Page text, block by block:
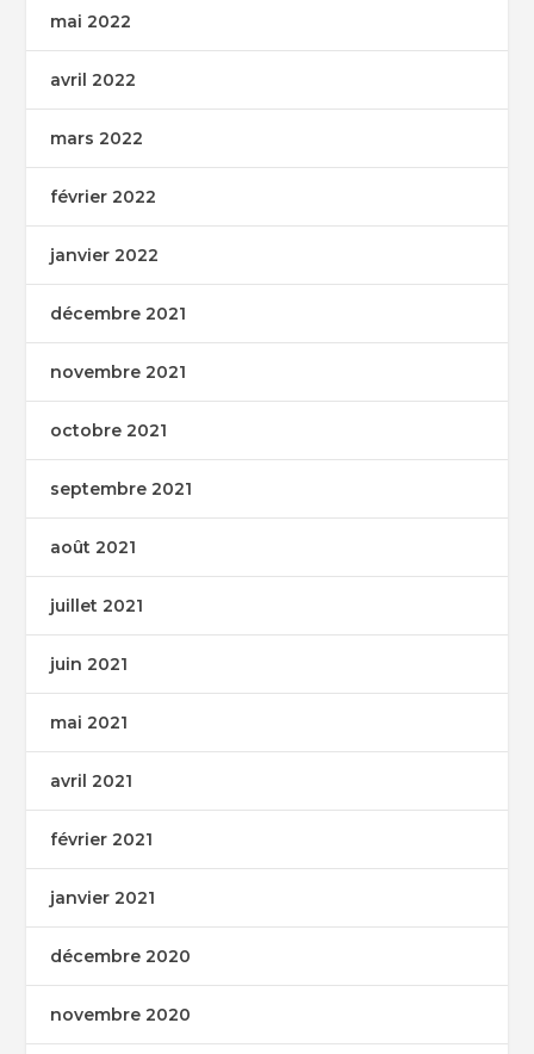
mai 2022
avril 2022
mars 2022
février 2022
janvier 2022
décembre 2021
novembre 2021
octobre 2021
septembre 2021
août 2021
juillet 2021
juin 2021
mai 2021
avril 2021
février 2021
janvier 2021
décembre 2020
novembre 2020